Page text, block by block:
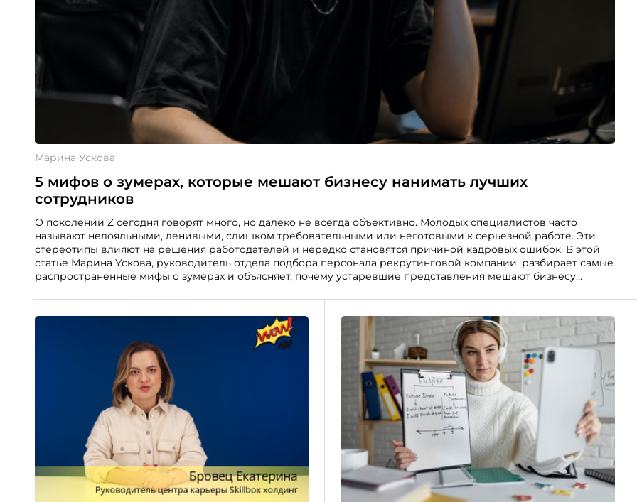
Марина Ускова
5 мифов о зумерах, которые мешают бизнесу нанимать лучших
сотрудников
О поколении Z сегодня говорят много, но далеко не всегда объективно. Молодых специалистов часто
называют нелояльными, ленивыми, слишком требовательными или неготовыми к серьезной работе. Эти
стереотипы влияют на решения работодателей и нередко становятся причиной кадровых ошибок. В этой
статье Марина Ускова, руководитель отдела подбора персонала рекрутинговой компании, разбирает самые
распространенные мифы о зумерах и объясняет, почему устаревшие представления мешают бизнесу